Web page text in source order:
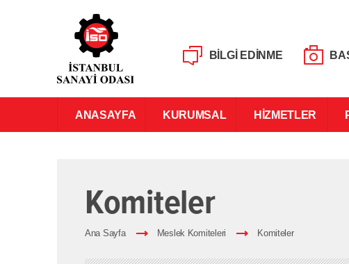
ANASAYFA KURUMSAL HİZMETLER
BİLGİ EDİNME
Komiteler
Ana Sayfa Meslek Komiteleri Komiteler